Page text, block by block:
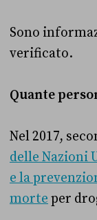
Sono
verificato.
Quante
Nel 2017,
delle Nazioni
e la
morte per